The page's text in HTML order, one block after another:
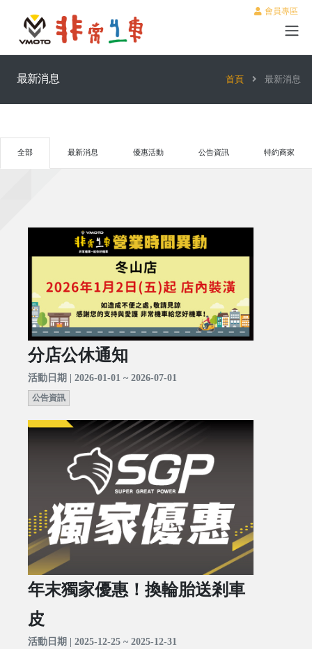
會員專區
最新消息 首頁 最新消息
全部 最新消息 優惠活動 公告資訊 特約商家
分店公休通知
活動日期 | 2026-01-01 ~ 2026-07-01
公告資訊
年末獨家優惠！換輪胎送剎車
皮
活動日期 | 2025-12-25 ~ 2025-12-31